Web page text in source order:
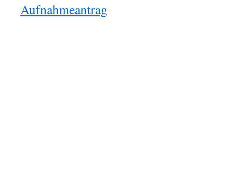
Aufnahmeantrag